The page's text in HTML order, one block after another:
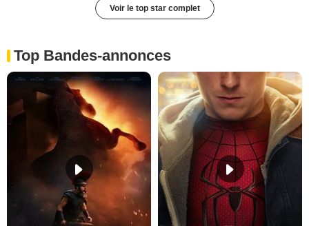
Voir le top star complet
Top Bandes-annonces